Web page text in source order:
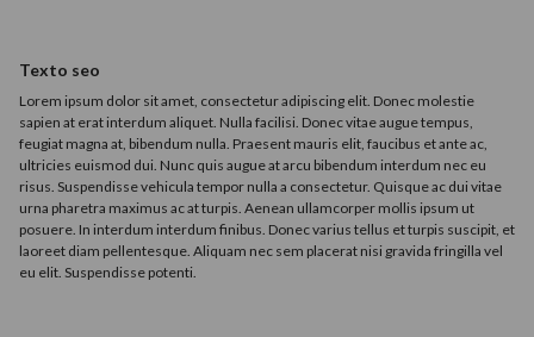
Texto seo
Lorem ipsum dolor sit amet, consectetur adipiscing elit. Donec molestie
sapien at erat interdum aliquet. Nulla facilisi. Donec vitae augue tempus,
feugiat magna at, bibendum nulla. Praesent mauris elit, faucibus et ante ac,
ultricies euismod dui. Nunc quis augue at arcu bibendum interdum nec eu
risus. Suspendisse vehicula tempor nulla a consectetur. Quisque ac dui vitae
urna pharetra maximus ac at turpis. Aenean ullamcorper mollis ipsum ut
posuere. In interdum interdum finibus. Donec varius tellus et turpis suscipit, et
laoreet diam pellentesque. Aliquam nec sem placerat nisi gravida fringilla vel
eu elit. Suspendisse potenti.